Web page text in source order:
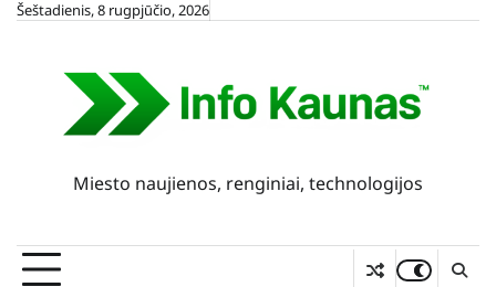
SkipŠeštadienis, 8 rugpjūčio, 2026
Miesto naujienos, renginiai, technologijos